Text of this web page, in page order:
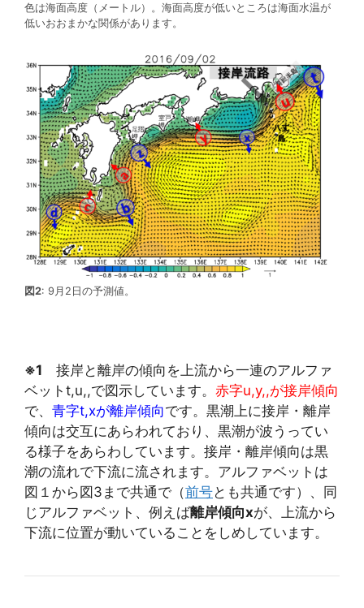
色は海面高度（メートル）。海面高度が低いところは海面水温が
低いおおまかな関係があります。
図2: 9月2日の予測値。
※1 接岸と離岸の傾向を上流から一連のアルファ
ベットt,u,,で図示しています。 赤字u,y,,が接岸傾向
で、 青字t,xが離岸傾向です。黒潮上に接岸・離岸
傾向は交互にあらわれており、黒潮が波うってい
る様子をあらわしています。接岸・離岸傾向は黒
潮の流れで下流に流されます。アルファベットは
図１から図3まで共通で（前号とも共通です）、同
じアルファベット、例えば離岸傾向xが、上流から
下流に位置が動いていることをしめしています。